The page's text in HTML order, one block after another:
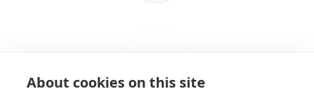
About cookies on this site